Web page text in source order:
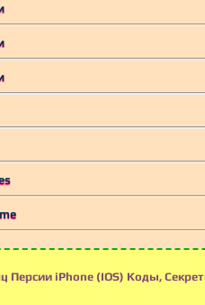
Персии iPhone (IOS) Коды,